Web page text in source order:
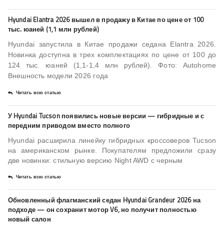
Hyundai Elantra 2026 вышел в продажу в Китае по цене от 100
тыс. юаней (1,1 млн рублей)
Hyundai запустила в Китае продажи седана Elantra 2026.
Новинка доступна в трех комплектациях по цене от 100 до
124 тыс. юаней (1,1-1,4 млн рублей). Фото: Autohome
Внешность модели 2026 года
Читать всю статью
У Hyundai Tucson появились новые версии — гибридные и с
передним приводом вместо полного
Hyundai расширила линейку гибридных кроссоверов Tucson
на американском рынке. Покупателям предложили сразу
две новинки: стильную версию Night AWD с черным
Читать всю статью
Обновленный флагманский седан Hyundai Grandeur 2026 на
подходе — он сохранит мотор V6, но получит полностью
новый салон